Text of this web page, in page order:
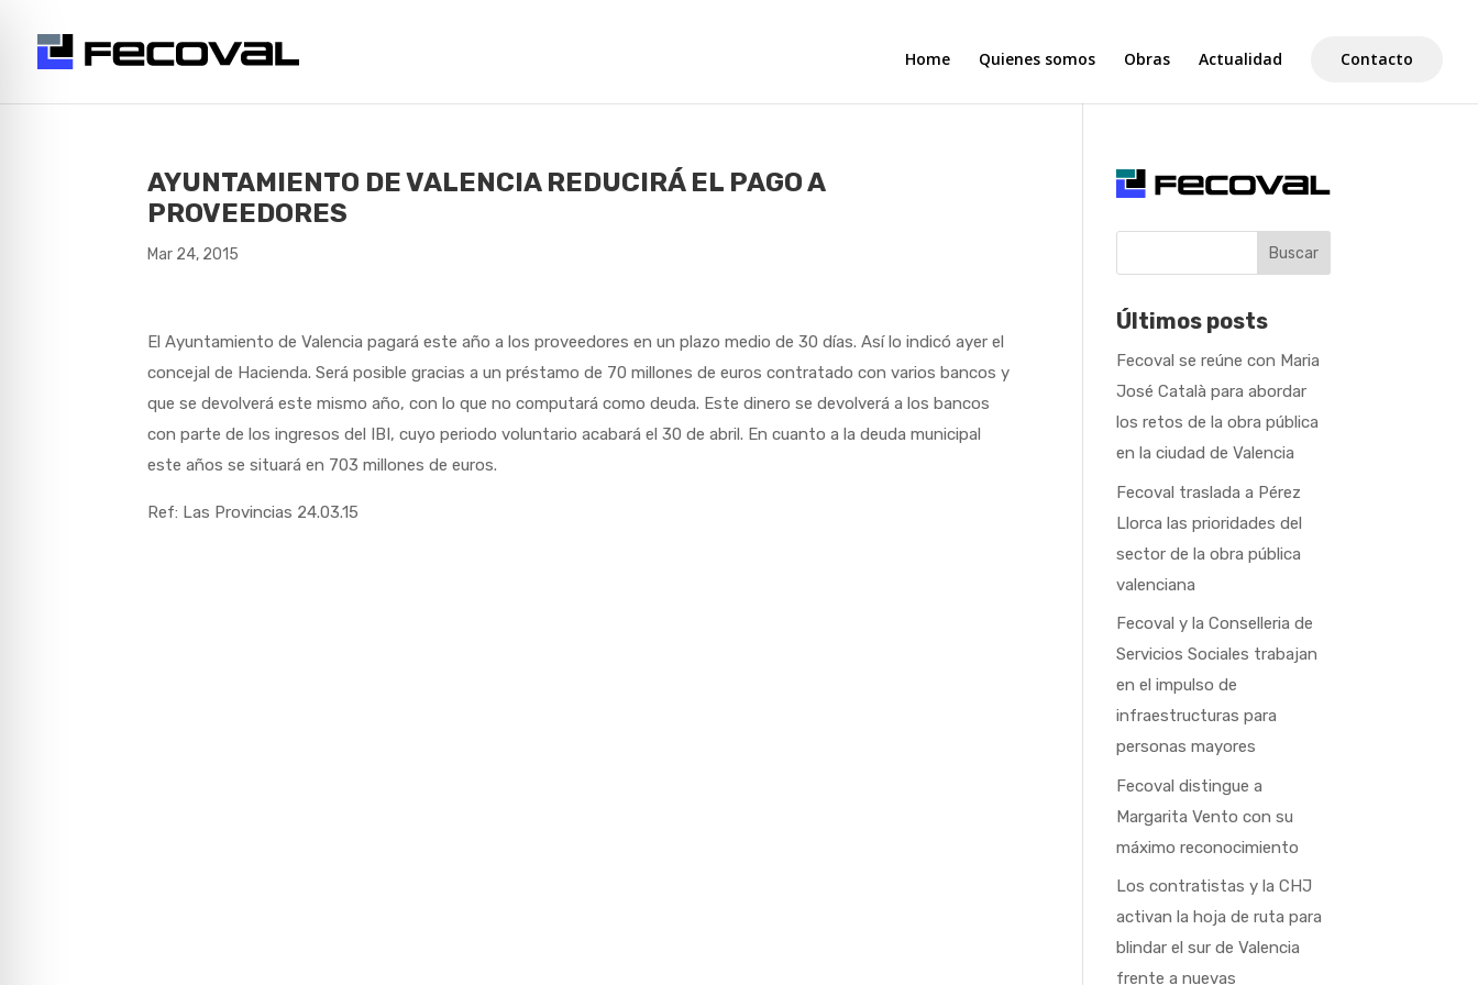
Home Quienes somos Obras Actualidad Contacto
AYUNTAMIENTO DE VALENCIA REDUCIRÁ EL PAGO A
PROVEEDORES
Mar 24, 2015
El Ayuntamiento de Valencia pagará este año a los proveedores en un plazo medio de 30 días. Así lo indicó ayer el
concejal de Hacienda. Será posible gracias a un préstamo de 70 millones de euros contratado con varios bancos y
que se devolverá este mismo año, con lo que no computará como deuda. Este dinero se devolverá a los bancos
con parte de los ingresos del IBI, cuyo periodo voluntario acabará el 30 de abril. En cuanto a la deuda municipal
este años se situará en 703 millones de euros.
Ref: Las Provincias 24.03.15
Buscar
Últimos posts
Fecoval se reúne con Maria
José Català para abordar
los retos de la obra pública
en la ciudad de Valencia
Fecoval traslada a Pérez
Llorca las prioridades del
sector de la obra pública
valenciana
Fecoval y la Conselleria de
Servicios Sociales trabajan
en el impulso de
infraestructuras para
personas mayores
Fecoval distingue a
Margarita Vento con su
máximo reconocimiento
Los contratistas y la CHJ
activan la hoja de ruta para
blindar el sur de Valencia
frente a nuevas